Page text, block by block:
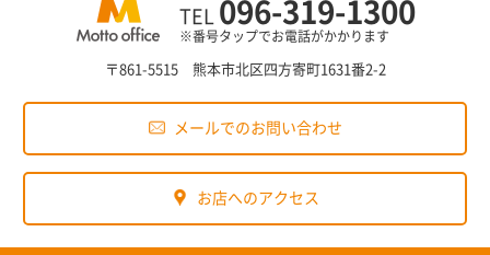
TEL 096-319-1300
※番号タップでお電話がかかります
〒861-5515 熊本市北区四方寄町1631番2-2
メールでのお問い合わせ
お店へのアクセス